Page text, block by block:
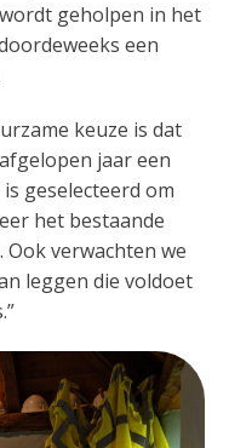
geholpen in het
een
keuze is dat
jaar een
geselecteerd om
het bestaande
verwachten we
leggen die voldoet